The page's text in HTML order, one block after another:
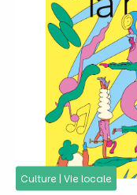
Culture | Vie locale